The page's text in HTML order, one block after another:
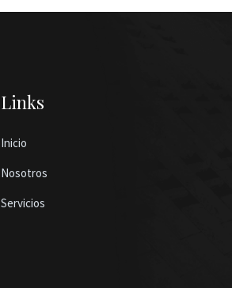
Links
Inicio
Nosotros
Servicios